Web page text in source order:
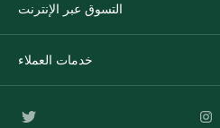
التسوق عبر الإنترنت
خدمات العملاء